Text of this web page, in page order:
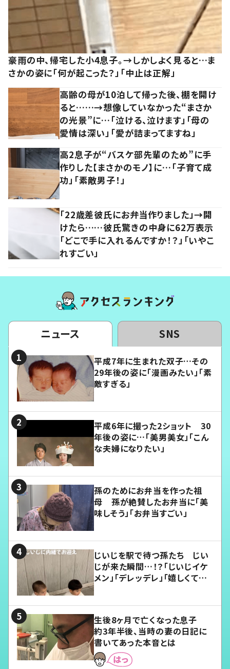
豪雨の中、帰宅した小4息子。→しかしよく見ると…ま
さかの姿に「何が起こった？」「中止は正解」
高齢の母が10泊して帰った後、棚を開け
ると……→想像していなかった“まさか
の光景”に…「泣ける、泣けます」「母の
愛情は深い」「愛が詰まってますね」
高2息子が“バスケ部先輩のため”に手
作りした【まさかのモノ】に…「子育て成
功」「素敵男子！」
「22歳差彼氏にお弁当作りました」→開
けたら……彼氏驚きの中身に62万表示
「どこで手に入れるんですか！？」「いやこ
れすごい」
ニュース SNS
平成7年に生まれた双子…その
29年後の姿に「漫画みたい」「素
敵すぎる」
平成6年に撮った2ショット 30
年後の姿に…「美男美女」「こん
な夫婦になりたい」
孫のためにお弁当を作った祖
母 孫が絶賛したお弁当に「美
味しそう」「お弁当すごい」
じいじを駅で待つ孫たち じい
じが来た瞬間…！？「じいじイケ
メン」「デレッデレ」「嬉しくて可
生後8ヶ月で亡くなった息子
約3年半後、当時の妻の日記に
書いてあった本音とは